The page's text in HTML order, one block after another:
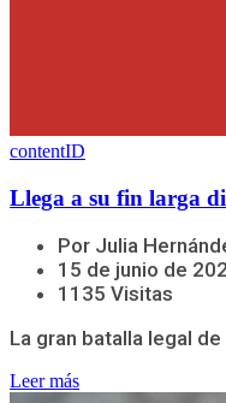
contentID
Llega a su fin larga
Por Julia
15 de junio de
1135 Visitas
La gran batalla legal
Leer más